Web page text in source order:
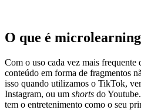
O que é microlearning
Com o uso cada vez mais frequente
conteúdo em forma de fragmentos
isso quando utilizamos o TikTok,
Instagram, ou um shorts do
tem o entretenimento como o seu